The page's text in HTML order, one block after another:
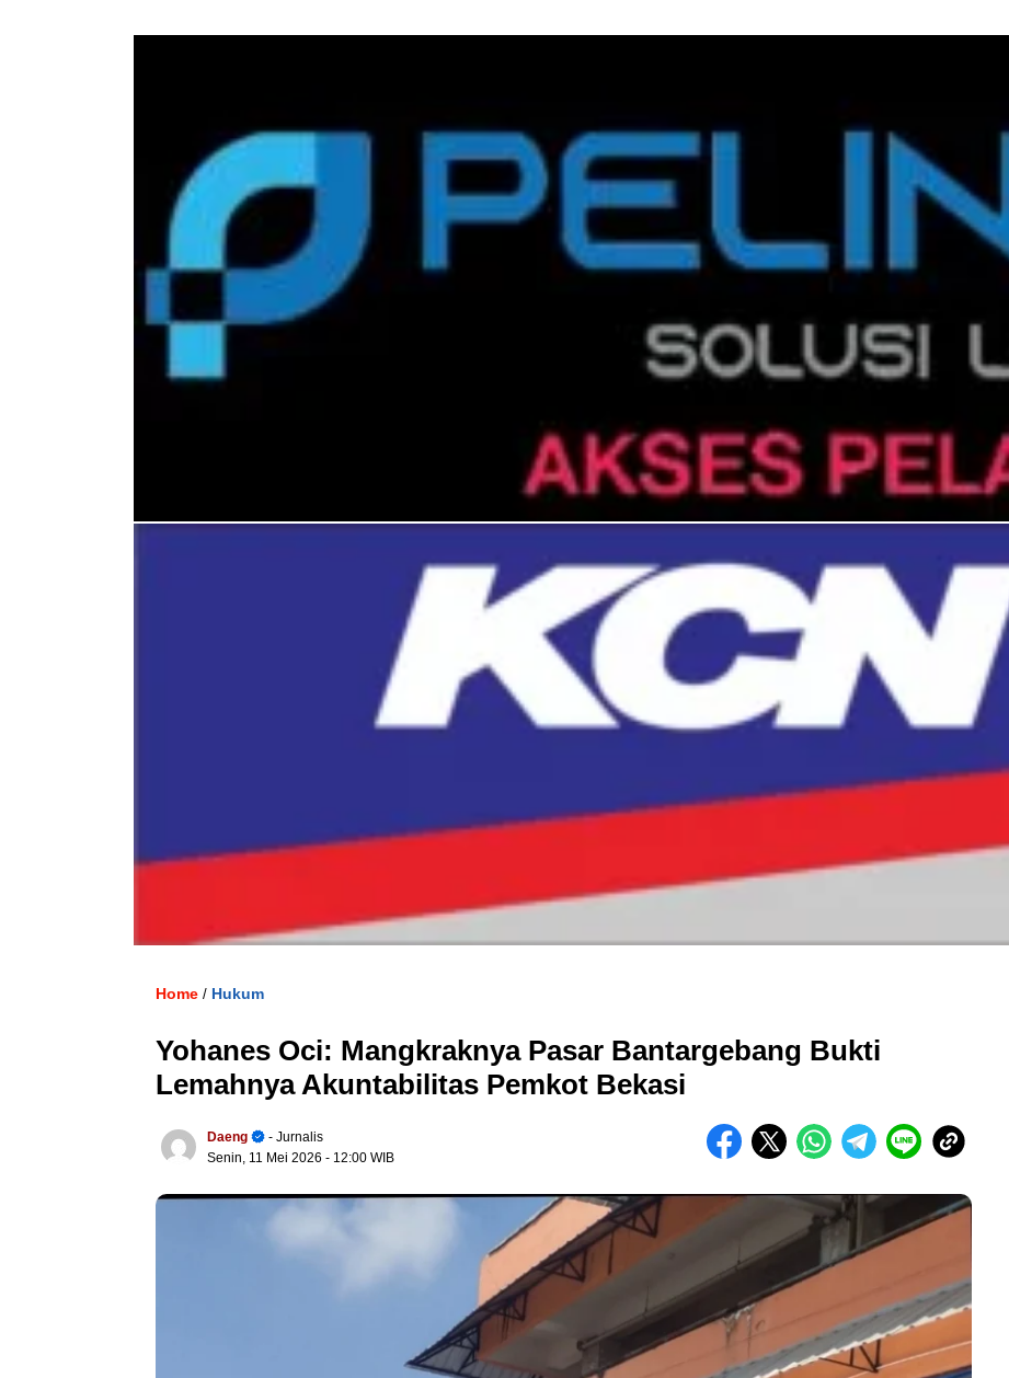
Home / Hukum
Yohanes Oci: Mangkraknya Pasar Bantargebang Bukti
Lemahnya Akuntabilitas Pemkot Bekasi
Daeng
- Jurnalis
Senin, 11 Mei 2026 - 12:00 WIB